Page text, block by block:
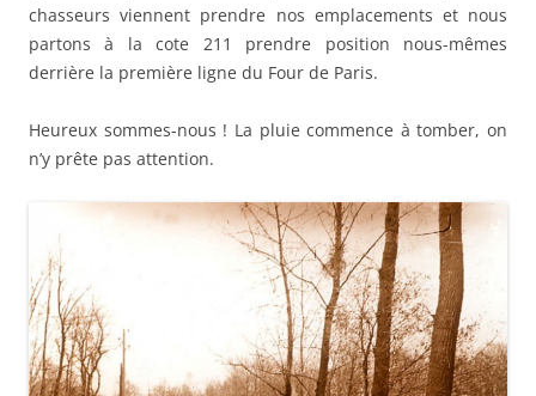
chasseurs viennent prendre nos emplacements et nous
partons à la cote 211 prendre position nous-mêmes
derrière la première ligne du Four de Paris.
Heureux sommes-nous ! La pluie commence à tomber, on
n’y prête pas attention.